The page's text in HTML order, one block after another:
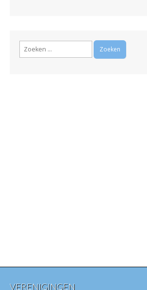
Zoeken
VERENIGINGEN